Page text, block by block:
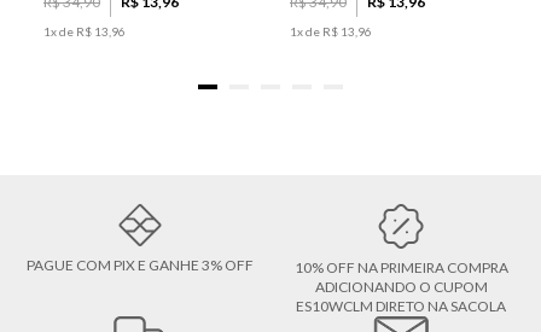
1x de R$ 13 96 1x de R$ 13 96
PAGUE COM PIX E GANHE 3% OFF
10% OFF NA PRIMEIRA COMPRA
ADICIONANDO O CUPOM
ES10WCLM DIRETO NA SACOLA